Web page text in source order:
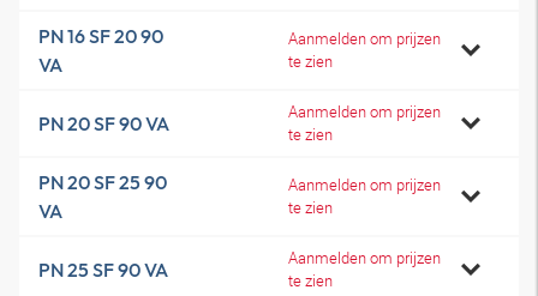
PN 16 SF 20 90
VA
Aanmelden om prijzen
te zien
PN 20 SF 90 VA
Aanmelden om prijzen
te zien
PN 20 SF 25 90
VA
Aanmelden om prijzen
te zien
PN 25 SF 90 VA
Aanmelden om prijzen
te zien